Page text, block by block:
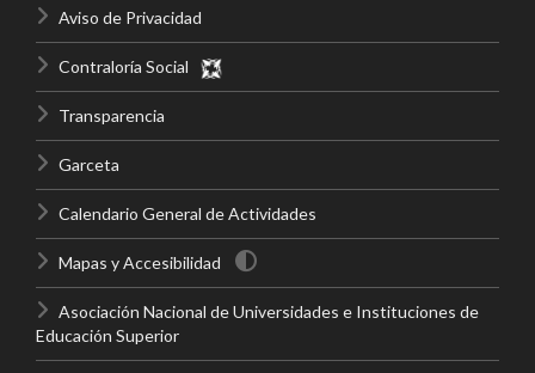
Aviso de Privacidad
Contraloría Social
Transparencia
Garceta
Calendario General de Actividades
Mapas y Accesibilidad
Asociación Nacional de Universidades e Instituciones de
Educación Superior